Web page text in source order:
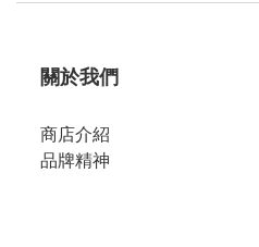
關於我們
商店介紹
品牌精神